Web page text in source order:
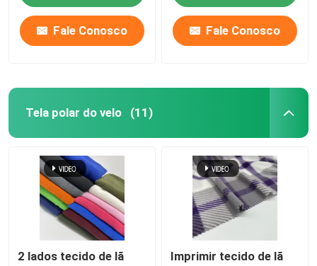
Fale Conosco Fale Conosco
Tela polar do velo (11)
2 lados tecido de lã
Imprimir tecido de lã